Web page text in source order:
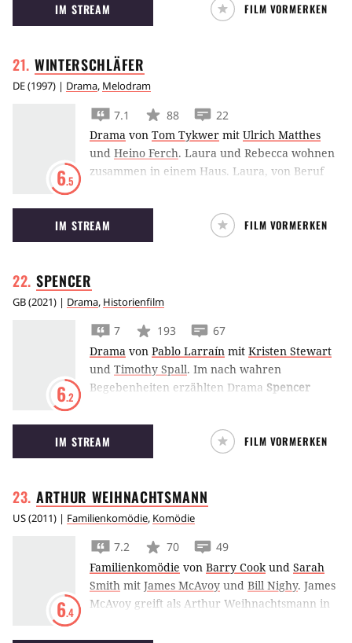
Der männliche Detective ist
querschnittsgelähmt und ans Bett gefesselt.
IM STREAM FILM VORMERKEN
WINTERSCHLÄFER
DE(1997) | Drama, Melodram
6.5
7.1 88
22
Drama von Tom Tykwer mit Ulrich Matthes
und Heino Ferch. Laura und Rebecca wohnen
zusammen in einem Haus. Laura, von Beruf
in einem kleinen Kino arbeitet. Rebecca hat
schon seit längerer Zeit ein Verhältnis mit dem
Skilehrer Marco. Eines Tages kommt es zu
bei dem dessen Tochter schwer verletzt wird.
IM STREAM FILM VORMERKEN
SPENCER
GB(2021) | Drama, Historienfilm
6.2
7 193
67
Drama von Pablo Larraín mit Kristen Stewart
und Timothy Spall. Im nach wahren
Begebenheiten erzählten Drama Spencer
sich entscheidet, ihre Ehe mit Prinz Charles
und damit auch das britische Königshaus zu
verlassen.
IM STREAM FILM VORMERKEN
ARTHUR WEIHNACHTSMANN
US(2011) | Familienkomödie, Komödie
6.4
7.2 70
49
Familienkomödie von Barry Cook und Sarah
Smith mit James McAvoy und Bill Nighy. James
McAvoy greift als Arthur Weihnachtsmann in
traditionelle Weise ins technisierte